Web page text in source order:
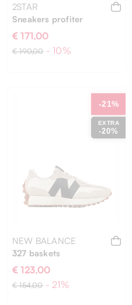
2STAR
Sneakers profiter
€ 171,00
€ 190,00 - 10%
EXTRA
-20%
-21%
NEW BALANCE
327 baskets
€ 123,00
€ 154,00 - 21%